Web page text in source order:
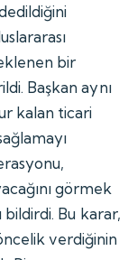
bir
Başkan aynı
kalan ticari
görmek
bildirdi. Bu karar,
verdiğinin